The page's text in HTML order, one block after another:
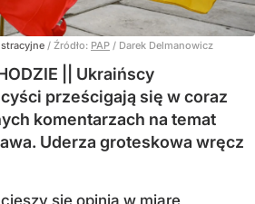
/ Źródło: PAP / Darek Delmanowicz
|| Ukraińscy
prześcigają się w coraz
komentarzach na temat
Uderza groteskowa wręcz
się opinią w miarę